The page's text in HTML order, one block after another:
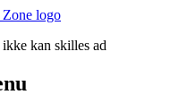
kan skilles ad